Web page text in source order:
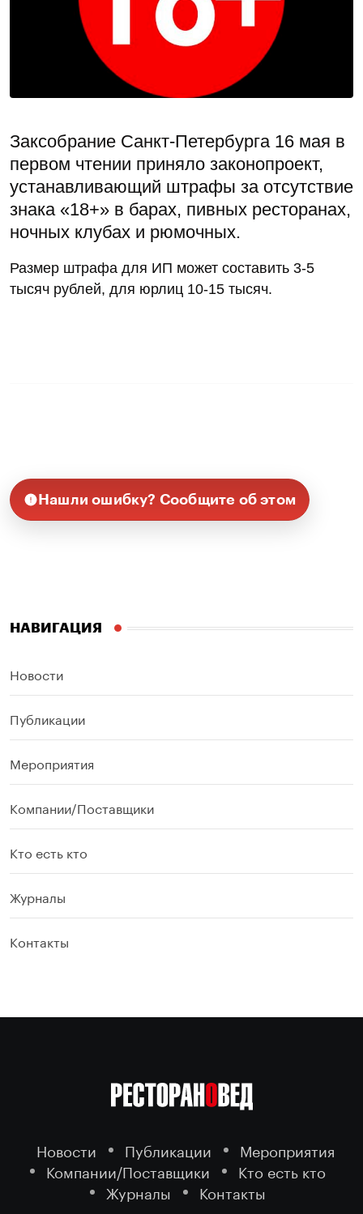
Заксобрание Санкт-Петербурга 16 мая в
первом чтении приняло законопроект,
устанавливающий штрафы за отсутствие
знака «18+» в барах, пивных ресторанах,
ночных клубах и рюмочных.
Размер штрафа для ИП может составить 3-5
тысяч рублей, для юрлиц 10-15 тысяч.
Нашли ошибку? Сообщите об этом
НАВИГАЦИЯ
Новости
Публикации
Мероприятия
Компании/Поставщики
Кто есть кто
Журналы
Контакты
Новости Публикации
Мероприятия
Компании/Поставщики
Кто есть кто
Журналы
Контакты